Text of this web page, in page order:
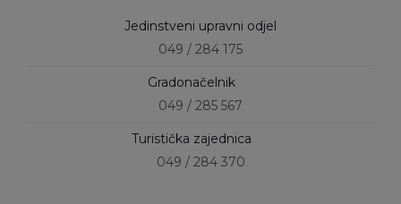
Jedinstveni upravni odjel
049 / 284 175
Gradonačelnik
049 / 285 567
Turistička zajednica
049 / 284 370